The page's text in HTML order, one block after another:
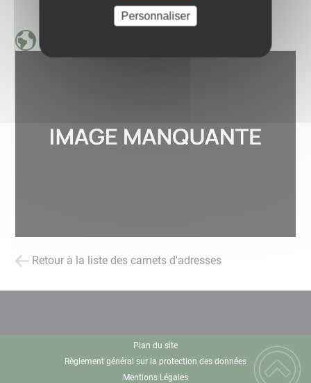
Retour à la liste des carnets d'adresses
Plan du site
Règlement général sur la protection des données
Mentions Légales
Personnaliser